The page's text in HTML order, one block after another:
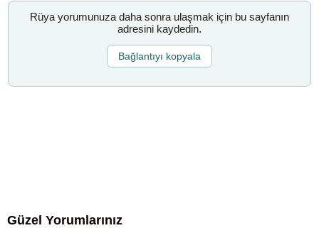
Rüya yorumunuza daha sonra ulaşmak için bu sayfanın
adresini kaydedin.
Bağlantıyı kopyala
Güzel Yorumlarınız